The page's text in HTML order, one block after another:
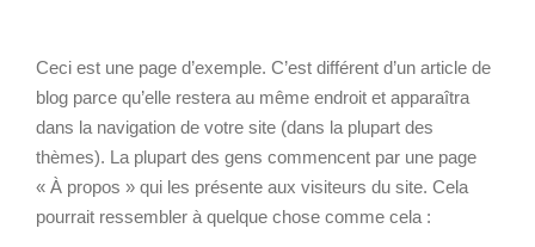
Ceci est une page d’exemple. C’est différent d’un article de
blog parce qu’elle restera au même endroit et apparaîtra
dans la navigation de votre site (dans la plupart des
thèmes). La plupart des gens commencent par une page
« À propos » qui les présente aux visiteurs du site. Cela
pourrait ressembler à quelque chose comme cela :